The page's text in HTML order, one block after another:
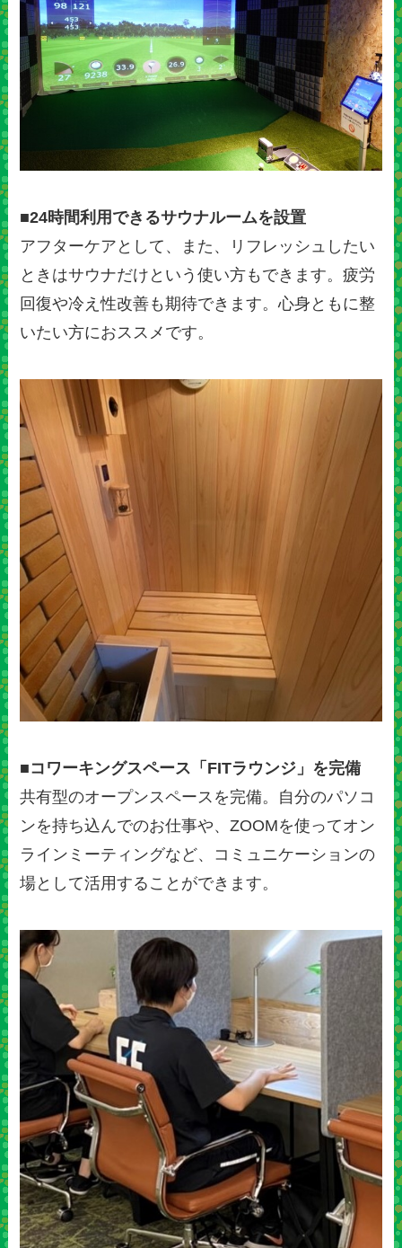
■24時間利用できるサウナルームを設置
アフターケアとして、また、リフレッシュしたい
ときはサウナだけという使い方もできます。疲労
回復や冷え性改善も期待できます。心身ともに整
いたい方におススメです。
■コワーキングスペース「FITラウンジ」を完備
共有型のオープンスペースを完備。自分のパソコ
ンを持ち込んでのお仕事や、ZOOMを使ってオン
ラインミーティングなど、コミュニケーションの
場として活用することができます。